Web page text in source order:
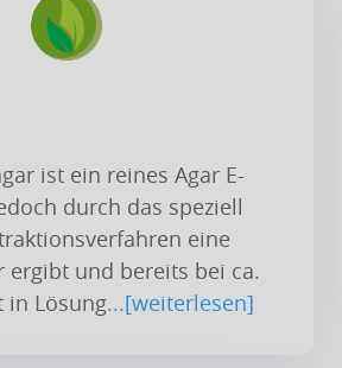
ist ein reines Agar E-
durch das speziell
eine
ergibt und bereits bei ca.
in Lösung...[weiterlesen]